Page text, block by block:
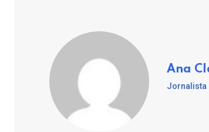
Ana
Jornalista